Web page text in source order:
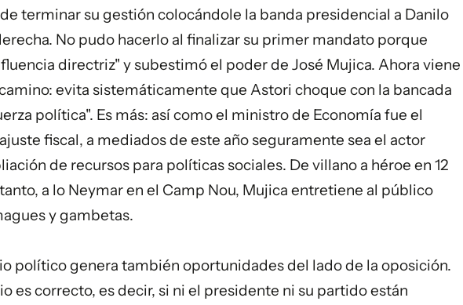
terminar su gestión colocándole la banda presidencial a Danilo
No pudo hacerlo al finalizar su primer mandato porque
directriz" y subestimó el poder de José Mujica. Ahora viene
evita sistemáticamente que Astori choque con la bancada
política". Es más: así como el ministro de Economía fue el
fiscal, a mediados de este año seguramente sea el actor
de recursos para políticas sociales. De villano a héroe en 12
a lo Neymar en el Camp Nou, Mujica entretiene al público
y gambetas.
político genera también oportunidades del lado de la oposición.
es correcto, es decir, si ni el presidente ni su partido están